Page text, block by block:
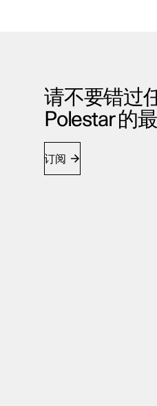
请不要错过
Polestar 的
订阅